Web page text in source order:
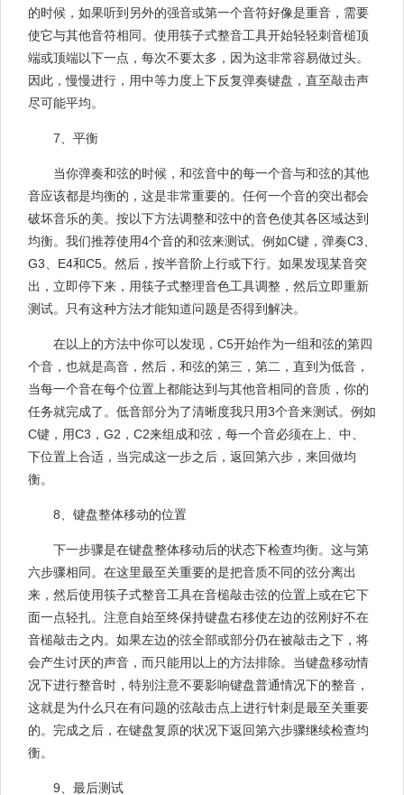
的时候，如果听到另外的强音或第一个音符好像是重音，需要
使它与其他音符相同。使用筷子式整音工具开始轻轻刺音槌顶
端或顶端以下一点，每次不要太多，因为这非常容易做过头。
因此，慢慢进行，用中等力度上下反复弹奏键盘，直至敲击声
尽可能平均。
7、平衡
当你弹奏和弦的时候，和弦音中的每一个音与和弦的其他
音应该都是均衡的，这是非常重要的。任何一个音的突出都会
破坏音乐的美。按以下方法调整和弦中的音色使其各区域达到
均衡。我们推荐使用4个音的和弦来测试。例如C键，弹奏C3、
G3、E4和C5。然后，按半音阶上行或下行。如果发现某音突
出，立即停下来，用筷子式整理音色工具调整，然后立即重新
测试。只有这种方法才能知道问题是否得到解决。
在以上的方法中你可以发现，C5开始作为一组和弦的第四
个音，也就是高音，然后，和弦的第三，第二，直到为低音，
当每一个音在每个位置上都能达到与其他音相同的音质，你的
任务就完成了。低音部分为了清晰度我只用3个音来测试。例如
C键，用C3，G2，C2来组成和弦，每一个音必须在上、中、
下位置上合适，当完成这一步之后，返回第六步，来回做均
衡。
8、键盘整体移动的位置
下一步骤是在键盘整体移动后的状态下检查均衡。这与第
六步骤相同。在这里最至关重要的是把音质不同的弦分离出
来，然后使用筷子式整音工具在音槌敲击弦的位置上或在它下
面一点轻扎。注意自始至终保持键盘右移使左边的弦刚好不在
音槌敲击之内。如果左边的弦全部或部分仍在被敲击之下，将
会产生讨厌的声音，而只能用以上的方法排除。当键盘移动情
况下进行整音时，特别注意不要影响键盘普通情况下的整音，
这就是为什么只在有问题的弦敲击点上进行针刺是最至关重要
的。完成之后，在键盘复原的状况下返回第六步骤继续检查均
衡。
9、最后测试